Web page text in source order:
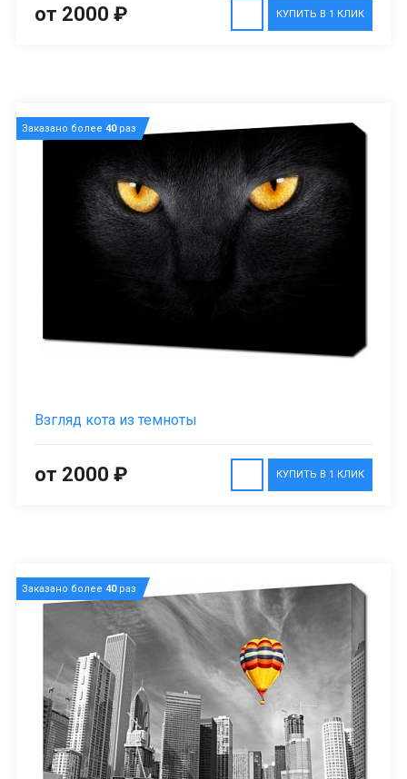
КУПИТЬ В 1 КЛИК
от 2000 ₽
Заказано более 40раз
Взгляд кота из темноты
КУПИТЬ В 1 КЛИК
от 2000 ₽
Заказано более 40раз